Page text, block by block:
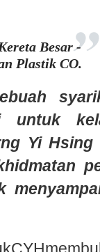
Besar -
Plastik CO.
untuk
Yi